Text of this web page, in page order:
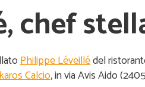
chef
Philippe Léveillédel
Calcio, in via Avis Aido